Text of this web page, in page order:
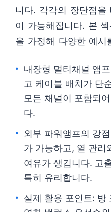
니다. 각각의 장단점을
이 가능해집니다. 본
을 가정해 다양한 예시
내장형 멀티채널 앰
고 케이블 배치가 단
모든 채널이 포함되
다.
외부 파워앰프의 강
가 가능하고, 열 관리
여유가 생깁니다. 고
특히 유리합니다.
실제 활용 포인트: 방